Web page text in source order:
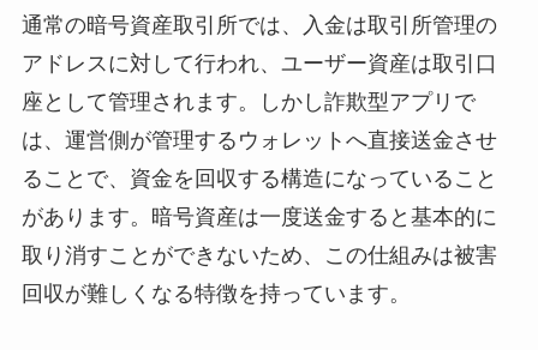
通常の暗号資産取引所では、入金は取引所管理の
アドレスに対して行われ、ユーザー資産は取引口
座として管理されます。しかし詐欺型アプリで
は、運営側が管理するウォレットへ直接送金させ
ることで、資金を回収する構造になっていること
があります。暗号資産は一度送金すると基本的に
取り消すことができないため、この仕組みは被害
回収が難しくなる特徴を持っています。